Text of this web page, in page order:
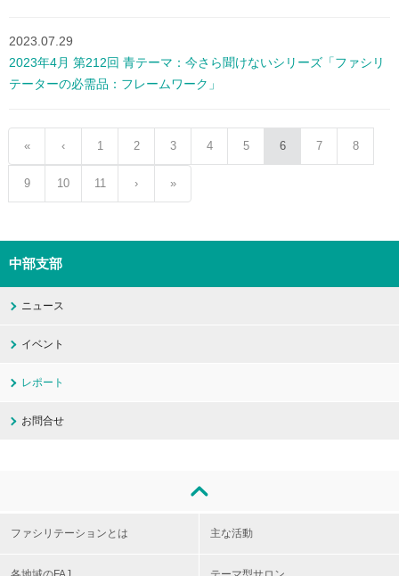
2023.07.29
2023年4月 第212回 青テーマ：今さら聞けないシリーズ「ファシリ
テーターの必需品：フレームワーク」
« ‹ 1 2 3 4 5 6 7 8
9 10 11 › »
中部支部
ニュース
イベント
レポート
お問合せ
ファシリテーションとは 主な活動